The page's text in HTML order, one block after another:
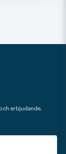
erbjudande.